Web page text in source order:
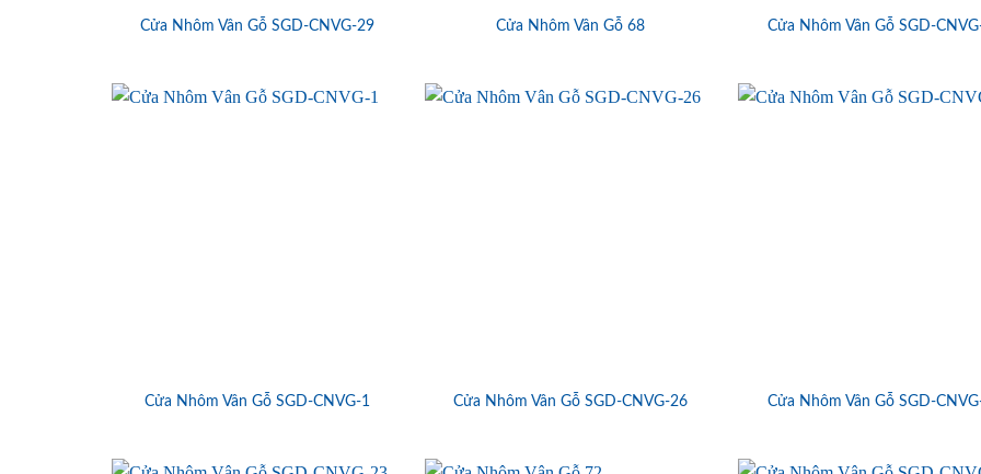
Cửa Nhôm Vân Gỗ SGD-CNVG-29 Cửa Nhôm Vân Gỗ 68 Cửa Nhôm Vân Gỗ SGD-
Cửa Nhôm Vân Gỗ SGD-CNVG-1 Cửa Nhôm Vân Gỗ SGD-CNVG-26 Cửa Nhôm Vân Gỗ SGD-